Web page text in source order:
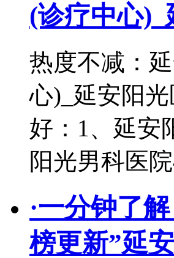
(诊疗中心
热度不减：
心)_延安阳
好：1、延安
阳光男科医
·一分钟了
榜更新”延